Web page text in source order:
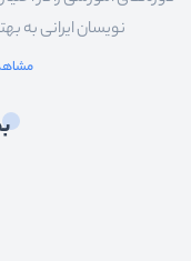
نویسان ایرانی به